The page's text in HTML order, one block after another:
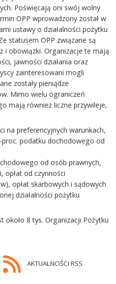
Poświęcają oni swój wolny
OPP wprowadzony został w
ustawy o działalności pożytku
statusem OPP związane są
i obowiązki. Organizacje te mają
jawności działania oraz
zainteresowani mogli
zostały pieniądze
Mimo wielu ograniczeń
mają również liczne przywileje,
na preferencyjnych warunkach,
podatku dochodowego od
od osób prawnych,
opłat od czynności
opłat skarbowych i sądowych
działalności pożytku
około 8 tys. Organizacji Pożytku
AKTUALNOŚCI RSS